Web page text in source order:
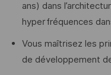
ans) dans
hyperfréquences
Vous maîtrisez les
de développement